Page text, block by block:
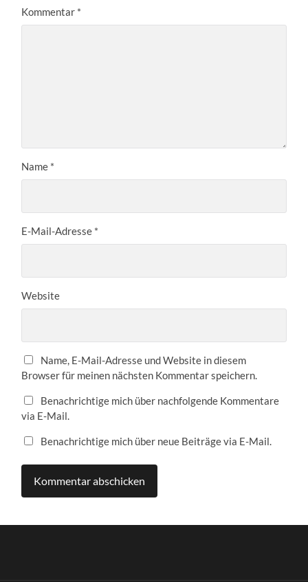
Kommentar *
Name *
E-Mail-Adresse *
Website
Name, E-Mail-Adresse und Website in diesem
Browser für meinen nächsten Kommentar speichern.
Benachrichtige mich über nachfolgende Kommentare
via E-Mail.
Benachrichtige mich über neue Beiträge via E-Mail.